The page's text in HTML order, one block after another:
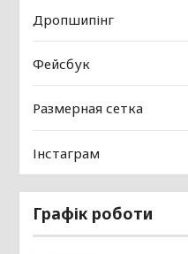
Дропшипінг
Фейсбук
Размерная сетка
Інстаграм
Графік роботи